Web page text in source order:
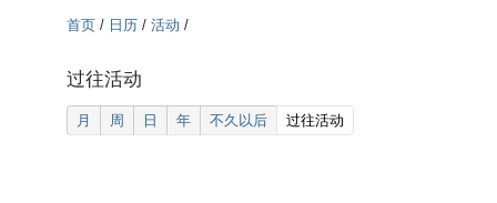
首页 / 日历 / 活动 /
过往活动
月 周 日 年 不久以后 过往活动